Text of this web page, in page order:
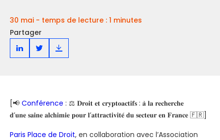
30 mai - temps de lecture : 1 minutes
Partager
[📢 Conférence : ⚖️ 𝐃𝐫𝐨𝐢𝐭 𝐞𝐭 𝐜𝐫𝐲𝐩𝐭𝐨𝐚𝐜𝐭𝐢𝐟𝐬 : 𝐚̀ 𝐥𝐚 𝐫𝐞𝐜𝐡𝐞𝐫𝐜𝐡𝐞
𝐝’𝐮𝐧𝐞 𝐬𝐚𝐢𝐧𝐞 𝐚𝐥𝐜𝐡𝐢𝐦𝐢𝐞 𝐩𝐨𝐮𝐫 𝐥’𝐚𝐭𝐭𝐫𝐚𝐜𝐭𝐢𝐯𝐢𝐭𝐞́ 𝐝𝐮 𝐬𝐞𝐜𝐭𝐞𝐮𝐫 𝐞𝐧 𝐅𝐫𝐚𝐧𝐜𝐞 🇫🇷]
Paris Place de Droit, en collaboration avec l’Association